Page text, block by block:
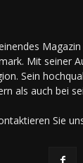
Mit seiner
Sein
als auch bei
Sie